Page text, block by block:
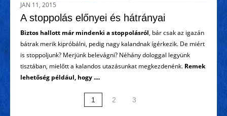
JAN 11, 2015
A stoppolás előnyei és hátrányai
Biztos hallott már mindenki a stoppolásról, bár csak az igazán
bátrak merik kipróbálni, pedig nagy kalandnak ígérkezik. De miért
is stoppoljunk? Merjünk belevágni? Néhány dologgal legyünk
tisztában, mielőtt a kalandos utazásunkat megkezdenénk. Remek
lehetőség például, hogy ....
1 2 3